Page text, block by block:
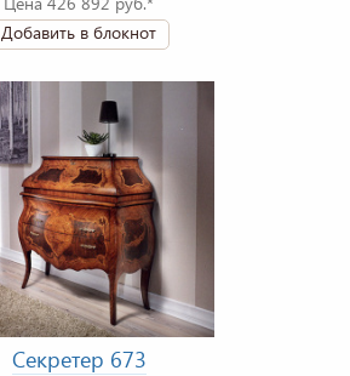
Добавить в блокнот
Секретер 673